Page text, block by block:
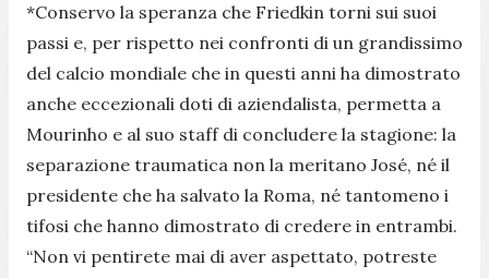
*Conservo la speranza che Friedkin torni sui suoi
passi e, per rispetto nei confronti di un grandissimo
del calcio mondiale che in questi anni ha dimostrato
anche eccezionali doti di aziendalista, permetta a
Mourinho e al suo staff di concludere la stagione: la
separazione traumatica non la meritano José, né il
presidente che ha salvato la Roma, né tantomeno i
tifosi che hanno dimostrato di credere in entrambi.
“Non vi pentirete mai di aver aspettato, potreste